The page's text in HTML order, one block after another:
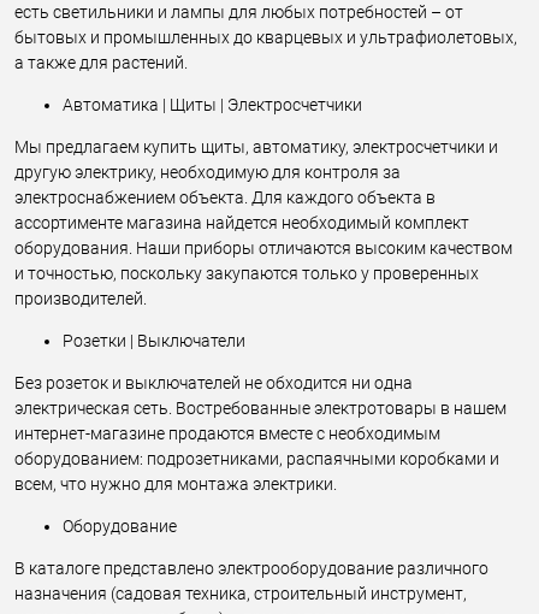
есть светильники и лампы для любых потребностей – от
бытовых и промышленных до кварцевых и ультрафиолетовых,
а также для растений.
Автоматика | Щиты | Электросчетчики
Мы предлагаем купить щиты, автоматику, электросчетчики и
другую электрику, необходимую для контроля за
электроснабжением объекта. Для каждого объекта в
ассортименте магазина найдется необходимый комплект
оборудования. Наши приборы отличаются высоким качеством
и точностью, поскольку закупаются только у проверенных
производителей.
Розетки | Выключатели
Без розеток и выключателей не обходится ни одна
электрическая сеть. Востребованные электротовары в нашем
интернет-магазине продаются вместе с необходимым
оборудованием: подрозетниками, распаячными коробками и
всем, что нужно для монтажа электрики.
Оборудование
В каталоге представлено электрооборудование различного
назначения (садовая техника, строительный инструмент,